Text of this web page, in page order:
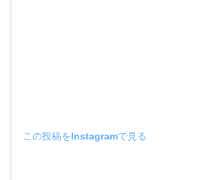
この投稿をInstagramで見る